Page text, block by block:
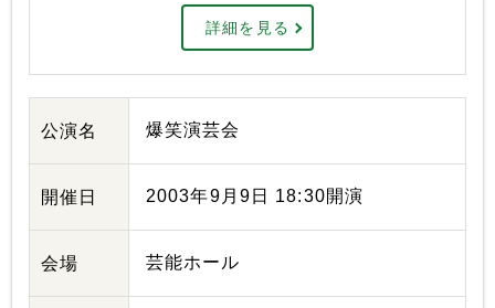
詳細を見る
公演名 爆笑演芸会
開催日 2003年9月9日 18:30開演
会場 芸能ホール